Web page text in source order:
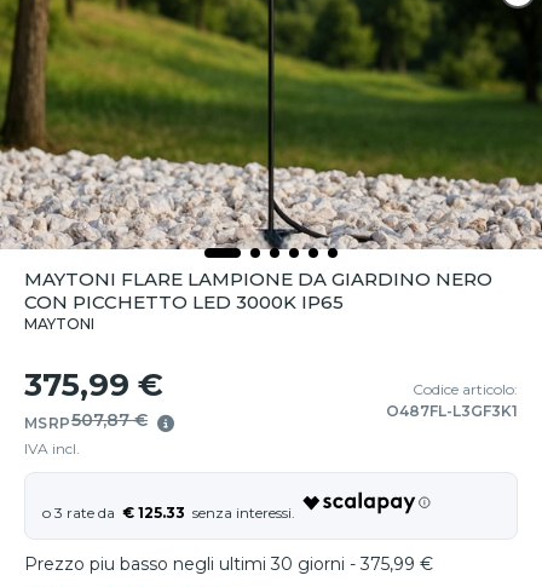
MAYTONI FLARE LAMPIONE DA GIARDINO NERO
CON PICCHETTO LED 3000K IP65
MAYTONI
375,99 €
MSRP507,87 €
IVA incl.
Codice articolo:
O487FL-L3GF3K1
€ 125.33
Prezzo piu basso negli ultimi 30 giorni - 375,99 €